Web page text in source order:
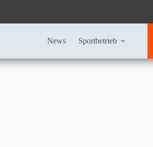
News Sportbetrieb